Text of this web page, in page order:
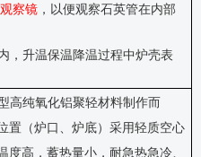
察镜 ，以便观察石英管在内部
，升温保温降温过程中炉壳表
高纯氧化铝聚轻材料制作而
置（炉口、炉底）采用轻质空心
度高，蓄热量小，耐急热急冷、